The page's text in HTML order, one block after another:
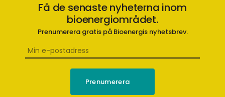
Få de senaste nyheterna inom
bioenergiområdet.
Prenumerera gratis på Bioenergis nyhetsbrev.